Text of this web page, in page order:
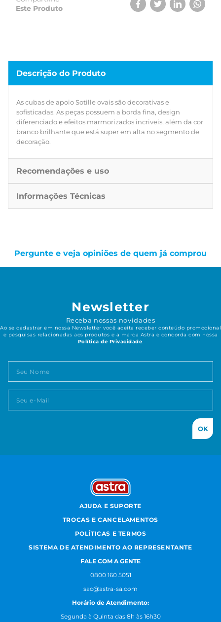
Este Produto
Descrição do Produto
As cubas de apoio Sotille ovais são decorativas e
sofisticadas. As peças possuem a borda fina, design
diferenciado e efeitos marmorizados incriveis, além da cor
branco brilhante que está super em alta no segmento de
decoração.
Recomendações e uso
Informações Técnicas
Pergunte e veja opiniões de quem já comprou
Newsletter
Receba nossas novidades
Ao se cadastrar em nossa Newsletter você aceita receber conteúdo promocional
e pesquisas relacionadas aos produtos e a marca Astra e concorda com nossa
Política de Privacidade.
OK
AJUDA E SUPORTE
TROCAS E CANCELAMENTOS
POLÍTICAS E TERMOS
SISTEMA DE ATENDIMENTO AO REPRESENTANTE
FALE COM A GENTE
0800 160 5051
sac@astra-sa.com
Horário de Atendimento:
Segunda à Quinta das 8h às 16h30